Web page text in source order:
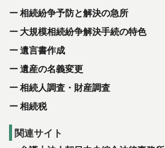
相続紛争予防と解決の急所
大規模相続紛争解決手続の特色
遺言書作成
遺産の名義変更
相続人調査・財産調査
相続税
関連サイト